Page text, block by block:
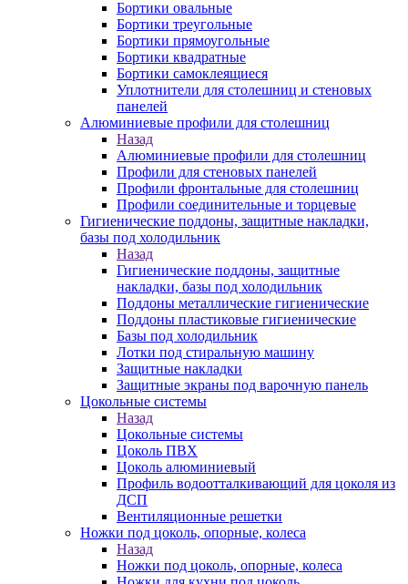
Бортики овальные
Бортики треугольные
Бортики прямоугольные
Бортики квадратные
Бортики самоклеящиеся
Уплотнители для столешниц и стеновых
панелей
Алюминиевые профили для столешниц
Назад
Алюминиевые профили для столешниц
Профили для стеновых панелей
Профили фронтальные для столешниц
Профили соединительные и торцевые
Гигиенические поддоны, защитные накладки,
базы под холодильник
Назад
Гигиенические поддоны, защитные
накладки, базы под холодильник
Поддоны металлические гигиенические
Поддоны пластиковые гигиенические
Базы под холодильник
Лотки под стиральную машину
Защитные накладки
Защитные экраны под варочную панель
Цокольные системы
Назад
Цокольные системы
Цоколь ПВХ
Цоколь алюминиевый
Профиль водоотталкивающий для цоколя из
ДСП
Вентиляционные решетки
Ножки под цоколь, опорные, колеса
Назад
Ножки под цоколь, опорные, колеса